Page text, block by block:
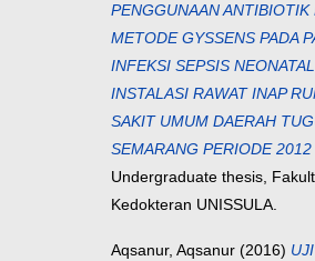
PENGGUNAAN ANTIBIOTIK
METODE GYSSENS PADA
INFEKSI SEPSIS
INSTALASI RAWAT INAP
SAKIT UMUM DAERAH
SEMARANG PERIODE
Undergraduate thesis,
Kedokteran UNISSULA.
Aqsanur, Aqsanur (2016) UJI